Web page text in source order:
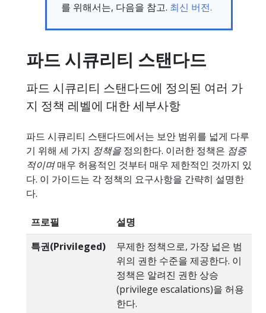
를 위해서는, 다음을 참고. 최신 버전.
파드 시큐리티 스탠다드
파드 시큐리티 스탠다드에 정의된 여러 가
지 정책 레벨에 대한 세부사항
파드 시큐리티 스탠다드에서는 보안 범위를 넓게 다루
기 위해 세 가지 정책을 정의한다. 이러한 정책은 점증
적이며매우 허용적인 것부터 매우 제한적인 것까지 있
다. 이 가이드는 각 정책의 요구사항을 간략히 설명한
다.
프로필
설명
특권(Privileged)
무제한 정책으로, 가장 넓은 범
위의 권한 수준을 제공한다. 이
정책은 알려진 권한 상승
(privilege escalations)을 허용
한다.